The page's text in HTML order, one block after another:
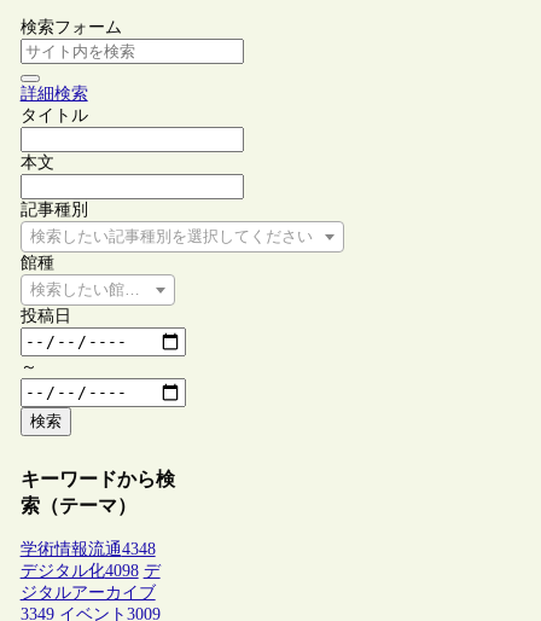
検索フォーム
詳細検索
タイトル
本文
記事種別
検索したい記事種別を選択してください
館種
検索したい館種を選択してください
投稿日
～
検索
キーワードから検
索（テーマ）
学術情報流通4348
デジタル化4098 デ
ジタルアーカイブ
3349 イベント 3009